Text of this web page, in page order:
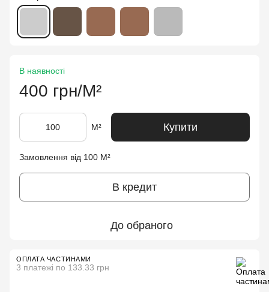
В наявності
400 грн/М²
М² Купити
Замовлення від 100 М²
В кредит
До обраного
ОПЛАТА ЧАСТИНАМИ
3 платежі по 133.33 грн